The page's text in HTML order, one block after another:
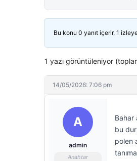
Bu konu 0 yanıt içerir, 1
1 yazı görüntüleniyor
14/05/2026: 7:06 pm
A
admin
Anahtar
Bahar
bu
polen